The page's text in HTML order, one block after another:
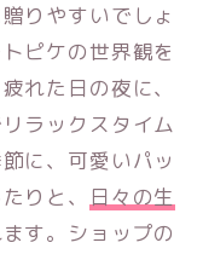
りやすいでしょ
ピケの世界観を
れた日の夜に、
ラックスタイム
に、可愛いパッ
りと、
日々の生
す。ショップの